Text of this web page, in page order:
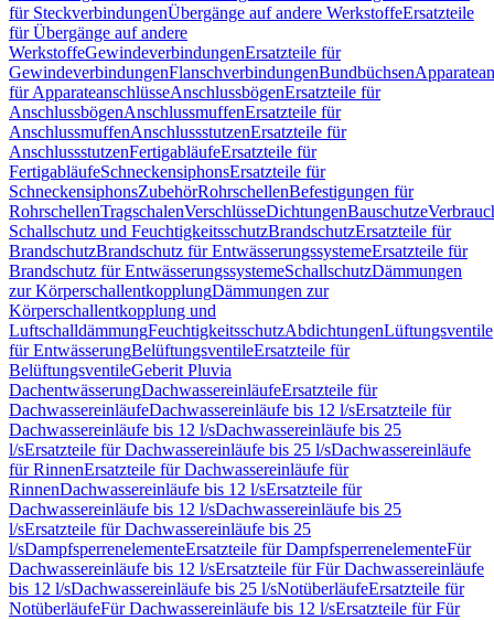
für SteckverbindungenÜbergänge auf andere WerkstoffeErsatzteile
für Übergänge auf andere
WerkstoffeGewindeverbindungenErsatzteile für
GewindeverbindungenFlanschverbindungenBundbüchsen
für ApparateanschlüsseAnschlussbögenErsatzteile für
AnschlussbögenAnschlussmuffenErsatzteile für
AnschlussmuffenAnschlussstutzenErsatzteile für
AnschlussstutzenFertigabläufeErsatzteile für
FertigabläufeSchneckensiphonsErsatzteile für
SchneckensiphonsZubehörRohrschellenBefestigungen für
RohrschellenTragschalenVerschlüsseDichtungenBauschutze
Schallschutz und FeuchtigkeitsschutzBrandschutzErsatzteile für
BrandschutzBrandschutz für EntwässerungssystemeErsatzteile für
Brandschutz für EntwässerungssystemeSchallschutzDämmungen
zur KörperschallentkopplungDämmungen zur
Körperschallentkopplung und
LuftschalldämmungFeuchtigkeitsschutzAbdichtungenLüftungsventile
für EntwässerungBelüftungsventileErsatzteile für
BelüftungsventileGeberit Pluvia
DachentwässerungDachwassereinläufeErsatzteile für
DachwassereinläufeDachwassereinläufe bis 12 l/sErsatzteile für
Dachwassereinläufe bis 12 l/sDachwassereinläufe bis 25
l/sErsatzteile für Dachwassereinläufe bis 25 l/sDachwassereinläufe
für RinnenErsatzteile für Dachwassereinläufe für
RinnenDachwassereinläufe bis 12 l/sErsatzteile für
Dachwassereinläufe bis 12 l/sDachwassereinläufe bis 25
l/sErsatzteile für Dachwassereinläufe bis 25
l/sDampfsperrenelementeErsatzteile für DampfsperrenelementeFür
Dachwassereinläufe bis 12 l/sErsatzteile für Für Dachwassereinläufe
bis 12 l/sDachwassereinläufe bis 25 l/sNotüberläufeErsatzteile für
NotüberläufeFür Dachwassereinläufe bis 12 l/sErsatzteile für Für